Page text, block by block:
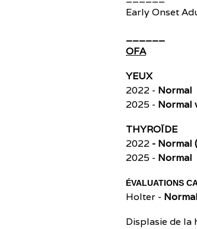
Early Onset
OFA
YEUX
2022 - Normal
2025 - Normal
THYROÏDE
2022 - Normal
2025 - Normal
ÉVALUATIONS
Holter - Normal
Displasie de la